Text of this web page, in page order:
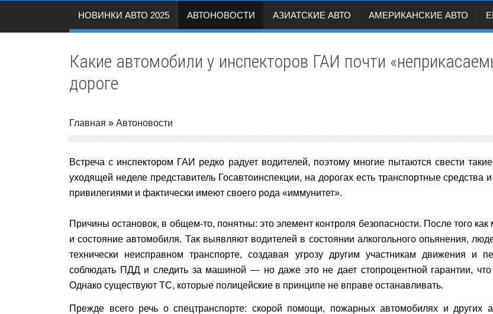
НОВИНКИ АВТО 2025 АВТОНОВОСТИ АЗИАТСКИЕ АВТО АМЕРИКАНСКИЕ АВТО
Какие автомобили у инспекторов ГАИ почти
дороге
Главная » Автоновости
Встреча с инспектором ГАИ редко радует водителей, поэтому многие пытаются свести
уходящей неделе представитель Госавтоинспекции, на дорогах есть транспортные средства
привилегиями и фактически имеют своего рода «иммунитет».
Причины остановок, в общем-то, понятны: это элемент контроля безопасности. После того
и состояние автомобиля. Так выявляют водителей в состоянии алкогольного опьянения,
технически неисправном транспорте, создавая угрозу другим участникам движения и
соблюдать ПДД и следить за машиной — но даже это не дает стопроцентной гарантии,
Однако существуют ТС, которые полицейские в принципе не вправе останавливать.
Прежде всего речь о спецтранспорте: скорой помощи, пожарных автомобилях и